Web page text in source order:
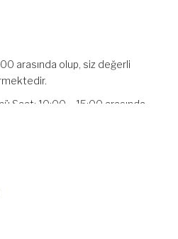
MÜŞAVİRLİK Ailesi olarak